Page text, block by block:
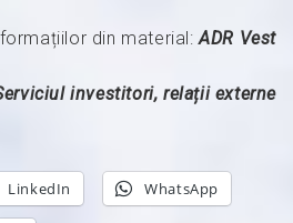
din material:ADR Vest
investitori, relații externe
LinkedIn WhatsApp